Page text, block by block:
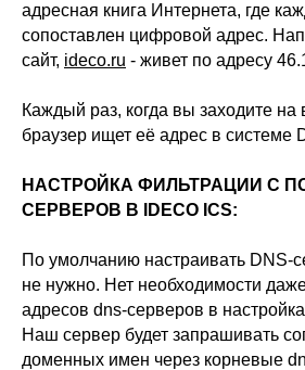
адресная книга Интернета, где
сопоставлен цифровой адрес.
сайт, ideco.ru - живет по адресу
Каждый раз, когда вы заходите на
браузер ищет её адрес в системе
НАСТРОЙКА ФИЛЬТРАЦИИ С
СЕРВЕРОВ В IDECO ICS:
По умолчанию настраивать DNS-
не нужно. Нет необходимости
адресов dns-серверов в
Наш сервер будет запрашивать
доменных имен через корневые